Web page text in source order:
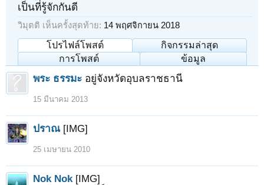
เป็นที่รู้จักกันดี
วิมุตติ เห็นครั้งสุดท้าย: 14 พฤศจิกายน 2018
โปรไฟล์โพสต์
กิจกรรมล่าสุด
การโพสต์
ข้อมูล
พระ ธรรมะ อยู่จังหวัดอุบลราชธานี
15 มีนาคม 2013
ปราณ [IMG]
25 เมษายน 2010
Nok Nok [IMG]